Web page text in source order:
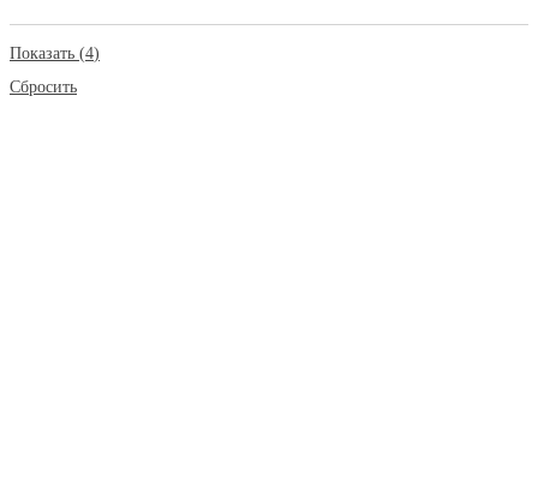
Показать (4)
Сбросить